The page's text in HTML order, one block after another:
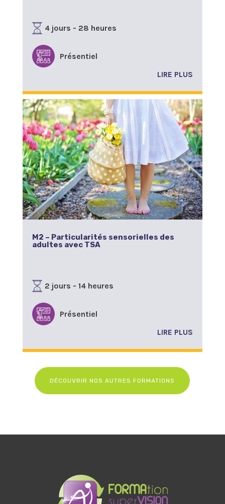
4 jours - 28 heures
Présentiel
LIRE PLUS
M2 – Particularités sensorielles des
adultes avec TSA
2 jours - 14 heures
Présentiel
LIRE PLUS
DÉCOUVRIR NOS AUTRES FORMATIONS